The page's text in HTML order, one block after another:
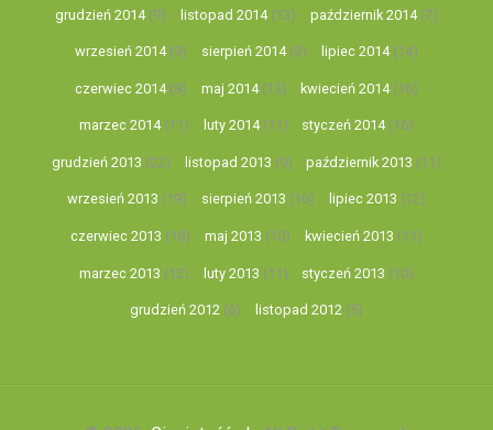
grudzień 2014(9) listopad 2014(13) październik 2014(7)
wrzesień 2014(9) sierpień 2014(9) lipiec 2014(14)
czerwiec 2014(8) maj 2014(13) kwiecień 2014(16)
marzec 2014(11) luty 2014(11) styczeń 2014(16)
grudzień 2013 (22) listopad 2013 (9) październik 2013 (11)
wrzesień 2013 (19) sierpień 2013 (16) lipiec 2013 (12)
czerwiec 2013 (18) maj 2013 (10) kwiecień 2013 (11)
marzec 2013 (12) luty 2013 (11) styczeń 2013 (10)
grudzień 2012 (6) listopad 2012(5)